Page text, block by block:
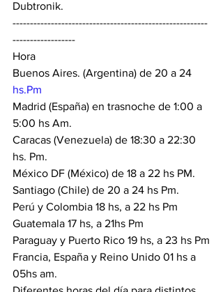
Dubtronik.
--------------------------------------------------------
------------------
Hora
Buenos Aires. (Argentina) de 20 a 24
hs.Pm
Madrid (España) en trasnoche de 1:00 a
5:00 hs Am.
Caracas (Venezuela) de 18:30 a 22:30
hs. Pm.
México DF (México) de 18 a 22 hs PM.
Santiago (Chile) de 20 a 24 hs Pm.
Perú y Colombia 18 hs, a 22 hs Pm
Guatemala 17 hs, a 21hs Pm
Paraguay y Puerto Rico 19 hs, a 23 hs Pm
Francia, España y Reino Unido 01 hs a
05hs am.